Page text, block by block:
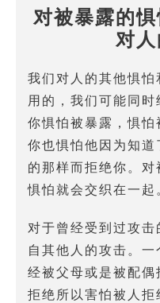
对被暴露的
对
我们对人的其他惧
用的，我们可能同时
你惧怕被暴露，惧
你也惧怕他因为知
的那样而拒绝你。
惧怕就会交织在一起
对于曾经受到过攻
自其他人的攻击。
经被父母或是被配偶
拒绝所以害怕被人